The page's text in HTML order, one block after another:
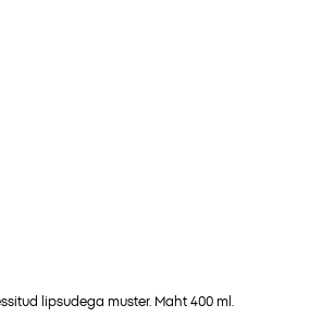
lipsudega muster. Maht 400 ml.